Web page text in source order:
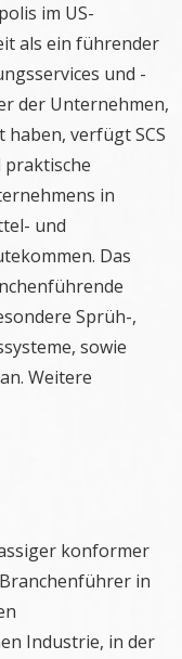
im US-
als ein führender
und -
der Unternehmen,
verfügt SCS
praktische
in
und
Das
Sprüh-,
sowie
Weitere
konformer
in
Industrie, in der